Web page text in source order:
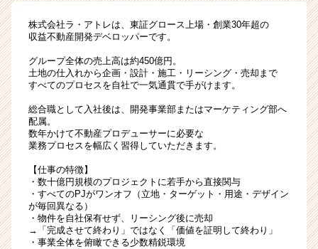
株式会社ラ・アトレは、東証グロース上場・創業30年超の
収益不動産開発デベロッパーです。
グループ全体の売上高は約450億円。
土地の仕入れから企画・設計・施工・リーシング・売却まで
すべてのプロセスを自社で一気通貫で手がけます。
総合職として入社後は、開発事業部またはマーケティング部へ
配属。
数年かけて不動産プロデューサーに必要な
業務プロセスを幅広く習得していただきます。
【仕事の特徴】
・数十億円規模のプロジェクトに若手から直接関与
・すべてのPJがワンオフ（立地・ターゲット・用途・デザイン
が毎回異なる）
・物件を自社保有せず、リーシング後に売却
→「完成させて終わり」ではなく「価値を証明して終わり」
・事業全体を俯瞰できる少数精鋭環境